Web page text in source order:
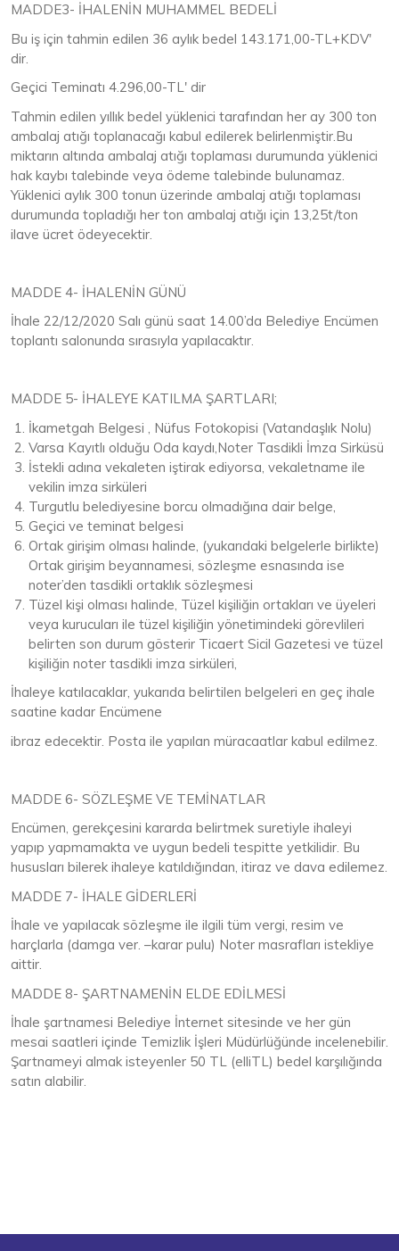
MADDE3- İHALENİN MUHAMMEL BEDELİ
Bu iş için tahmin edilen 36 aylık bedel 143.171,00-TL+KDV'
dir.
Geçici Teminatı 4.296,00-TL' dir
Tahmin edilen yıllık bedel yüklenici tarafından her ay 300 ton
ambalaj atığı toplanacağı kabul edilerek belirlenmiştir.Bu
miktarın altında ambalaj atığı toplaması durumunda yüklenici
hak kaybı talebinde veya ödeme talebinde bulunamaz.
Yüklenici aylık 300 tonun üzerinde ambalaj atığı toplaması
durumunda topladığı her ton ambalaj atığı için 13,25t/ton
ilave ücret ödeyecektir.
MADDE 4- İHALENİN GÜNÜ
İhale 22/12/2020 Salı günü saat 14.00’da Belediye Encümen
toplantı salonunda sırasıyla yapılacaktır.
MADDE 5- İHALEYE KATILMA ŞARTLARI;
İkametgah Belgesi , Nüfus Fotokopisi (Vatandaşlık Nolu)
Varsa Kayıtlı olduğu Oda kaydı,Noter Tasdikli İmza Sirküsü
İstekli adına vekaleten iştirak ediyorsa, vekaletname ile
vekilin imza sirküleri
Turgutlu belediyesine borcu olmadığına dair belge,
Geçici ve teminat belgesi
Ortak girişim olması halinde, (yukarıdaki belgelerle birlikte)
Ortak girişim beyannamesi, sözleşme esnasında ise
noter’den tasdikli ortaklık sözleşmesi
Tüzel kişi olması halinde, Tüzel kişiliğin ortakları ve üyeleri
veya kurucuları ile tüzel kişiliğin yönetimindeki görevlileri
belirten son durum gösterir Ticaert Sicil Gazetesi ve tüzel
kişiliğin noter tasdikli imza sirküleri,
İhaleye katılacaklar, yukarıda belirtilen belgeleri en geç ihale
saatine kadar Encümene
ibraz edecektir. Posta ile yapılan müracaatlar kabul edilmez.
MADDE 6- SÖZLEŞME VE TEMİNATLAR
Encümen, gerekçesini kararda belirtmek suretiyle ihaleyi
yapıp yapmamakta ve uygun bedeli tespitte yetkilidir. Bu
hususları bilerek ihaleye katıldığından, itiraz ve dava edilemez.
MADDE 7- İHALE GİDERLERİ
İhale ve yapılacak sözleşme ile ilgili tüm vergi, resim ve
harçlarla (damga ver. –karar pulu) Noter masrafları istekliye
aittir.
MADDE 8- ŞARTNAMENİN ELDE EDİLMESİ
İhale şartnamesi Belediye İnternet sitesinde ve her gün
mesai saatleri içinde Temizlik İşleri Müdürlüğünde incelenebilir.
Şartnameyi almak isteyenler 50 TL (elliTL) bedel karşılığında
satın alabilir.